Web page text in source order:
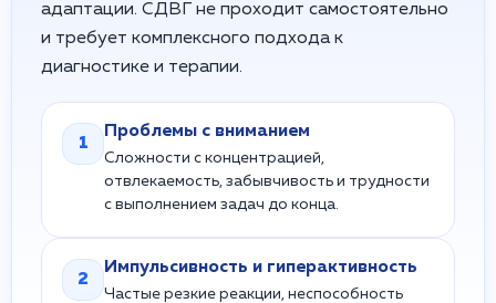
адаптации. СДВГ не проходит самостоятельно
и требует комплексного подхода к
диагностике и терапии.
1
Проблемы с вниманием
Сложности с концентрацией,
отвлекаемость, забывчивость и трудности
с выполнением задач до конца.
2
Импульсивность и гиперактивность
Частые резкие реакции, неспособность